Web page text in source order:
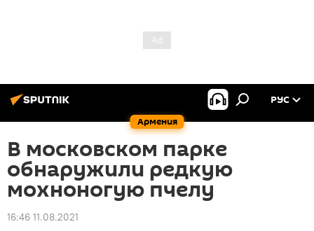
Армения
РУС
В московском парке
обнаружили редкую
мохноногую пчелу
16:46 11.08.2021